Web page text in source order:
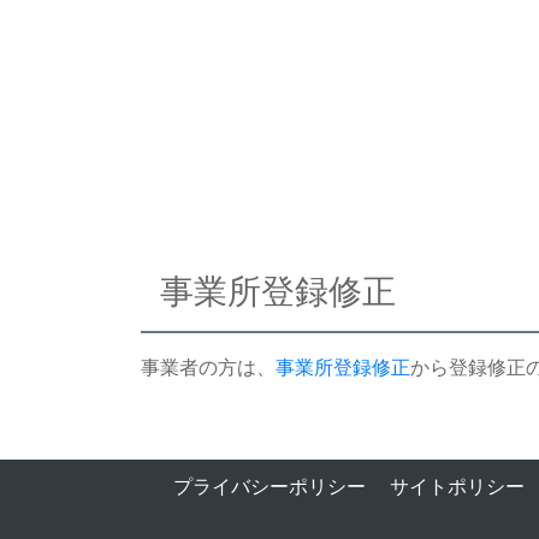
事業所登録修正
事業者の方は、 事業所登録修正から登録修正
プライバシーポリシー サイトポリシー